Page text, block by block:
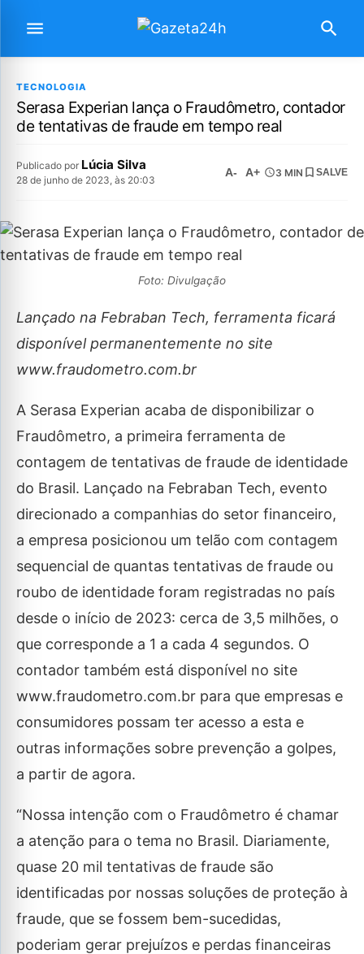
TECNOLOGIA
Serasa Experian lança o Fraudômetro, contador
de tentativas de fraude em tempo real
Publicado por Lúcia Silva
28 de junho de 2023, às 20:03
A- A+ 3 MIN SALVE
Foto: Divulgação
Lançado na Febraban Tech, ferramenta ficará
disponível permanentemente no site
www.fraudometro.com.br
A Serasa Experian acaba de disponibilizar o
Fraudômetro, a primeira ferramenta de
contagem de tentativas de fraude de identidade
do Brasil. Lançado na Febraban Tech, evento
direcionado a companhias do setor financeiro,
a empresa posicionou um telão com contagem
sequencial de quantas tentativas de fraude ou
roubo de identidade foram registradas no país
desde o início de 2023: cerca de 3,5 milhões, o
que corresponde a 1 a cada 4 segundos. O
contador também está disponível no site
www.fraudometro.com.br para que empresas e
consumidores possam ter acesso a esta e
outras informações sobre prevenção a golpes,
a partir de agora.
“Nossa intenção com o Fraudômetro é chamar
a atenção para o tema no Brasil. Diariamente,
quase 20 mil tentativas de fraude são
identificadas por nossas soluções de proteção à
fraude, que se fossem bem-sucedidas,
poderiam gerar prejuízos e perdas financeiras